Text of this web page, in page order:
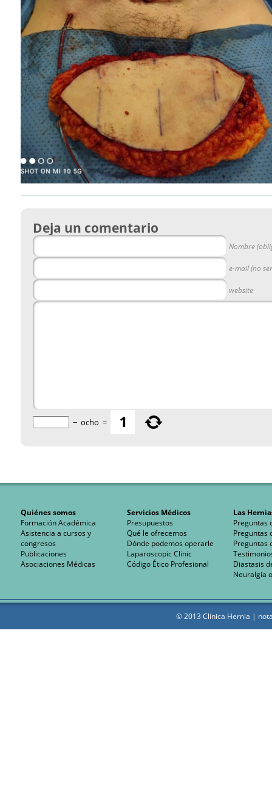
Deja un comentario
Nombre
e-mail (no
website
− ocho =
Quiénes somos
Formación Académica
Asistencia a cursos y
congresos
Publicaciones
Asociaciones Médicas
Servicios Médicos
Presupuestos
Qué le ofrecemos
Dónde podemos operarle
Laparoscopic Clinic
Código Ético Profesional
Las
Preguntas
Preguntas
Preguntas
Diastasis
Neuralgia
© 2013 Clínica Hernia |